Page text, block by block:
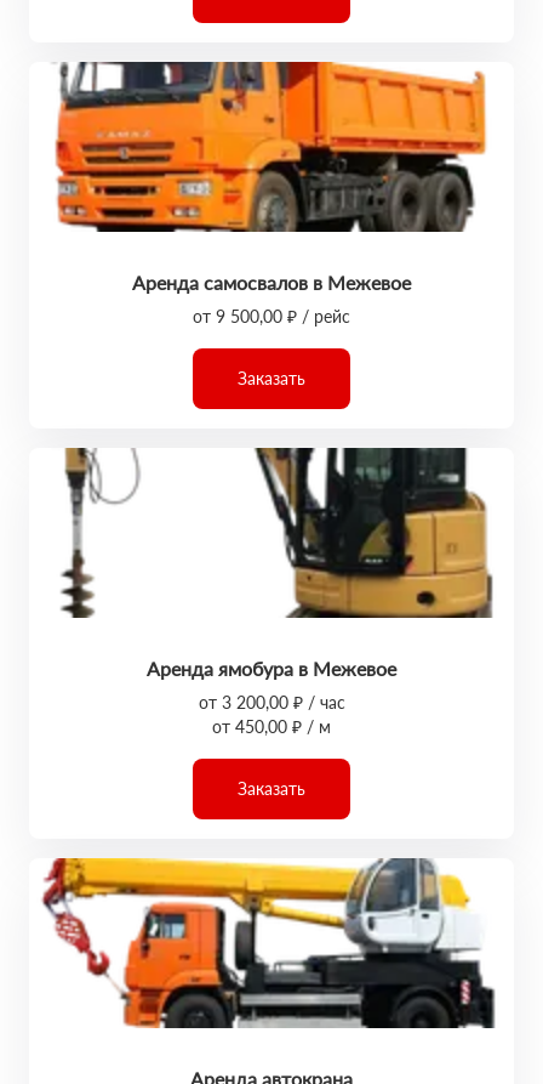
Аренда самосвалов в Межевое
от 9 500,00 ₽ / рейс
Заказать
Аренда ямобура в Межевое
от 3 200,00 ₽ / час
от 450,00 ₽ / м
Заказать
Аренда автокрана